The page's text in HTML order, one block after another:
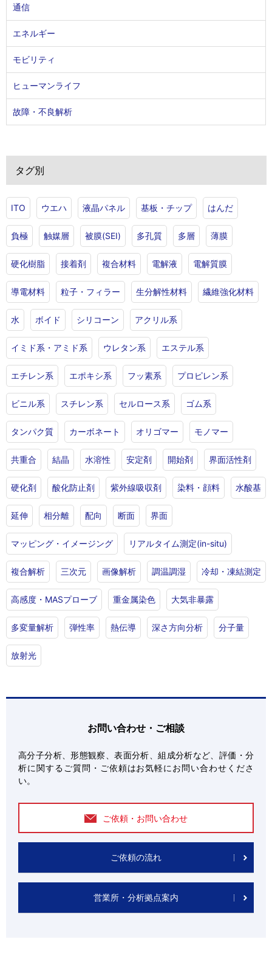
通信
エネルギー
モビリティ
ヒューマンライフ
故障・不良解析
タグ別
ITO ウエハ 液晶パネル 基板・チップ はんだ
負極 触媒層 被膜(SEI) 多孔質 多層 薄膜
硬化樹脂 接着剤 複合材料 電解液 電解質膜
導電材料 粒子・フィラー 生分解性材料 繊維強化材料
水 ボイド シリコーン アクリル系
イミド系・アミド系 ウレタン系 エステル系
エチレン系 エポキシ系 フッ素系 プロピレン系
ビニル系 スチレン系 セルロース系 ゴム系
タンパク質 カーボネート オリゴマー モノマー
共重合 結晶 水溶性 安定剤 開始剤 界面活性剤
硬化剤 酸化防止剤 紫外線吸収剤 染料・顔料 水酸基
延伸 相分離 配向 断面 界面
マッピング・イメージング リアルタイム測定(in-situ)
複合解析 三次元 画像解析 調温調湿 冷却・凍結測定
高感度・MASプローブ 重金属染色 大気非暴露
多変量解析 弾性率 熱伝導 深さ方向分析 分子量
放射光
お問い合わせ・ご相談
高分子分析、形態観察、表面分析、組成分析など、評価・分
析に関するご質問・ご依頼はお気軽にお問い合わせくださ
い。
ご依頼・お問い合わせ
ご依頼の流れ
営業所・分析拠点案内